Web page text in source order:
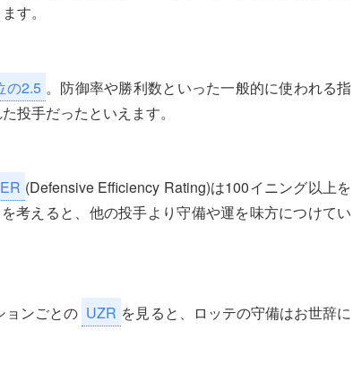
す。
の2.5 。防御率や勝利数といった一般的に使われる指
投手だったといえます。
(Defensive Efficiency Rating)は100イニング以上を
考えると、他の投手より守備や運を味方につけてい
ョンごとの UZR を見ると、ロッテの守備はお世辞に